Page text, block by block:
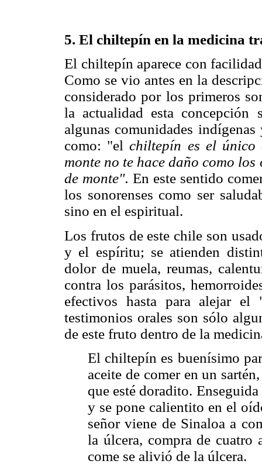
5. El chiltepín en la medicina
El chiltepín aparece con
Como se vio antes en la
considerado por los primeros
la actualidad esta concepción
algunas comunidades
como: "elchiltepín es el
monte no te hace daño como
de monte". En este sentido
los sonorenses como ser
sino en el espiritual.
Los frutos de este chile son
y el espíritu; se atienden
dolor de muela, reumas,
contra los parásitos,
efectivos hasta para alejar
testimonios orales son sólo
de este fruto dentro de la
El chiltepín es buenísimo
aceite de comer en un
que esté doradito.
y se pone calientito en el
señor viene de Sinaloa a
la úlcera, compra de cuatro
come se alivió de la úlcera.